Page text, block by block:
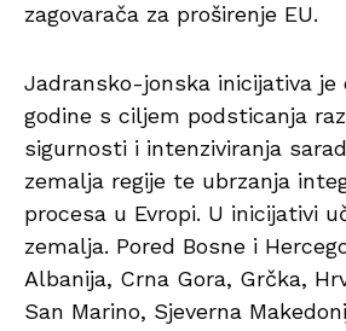
zagovarača za proširenje EU.
Jadransko-jonska inicijativa je
godine s ciljem podsticanja
sigurnosti i intenziviranja
zemalja regije te ubrzanja
procesa u Evropi. U inicijativi
zemalja. Pored Bosne i
Albanija, Crna Gora, Grčka,
San Marino, Sjeverna